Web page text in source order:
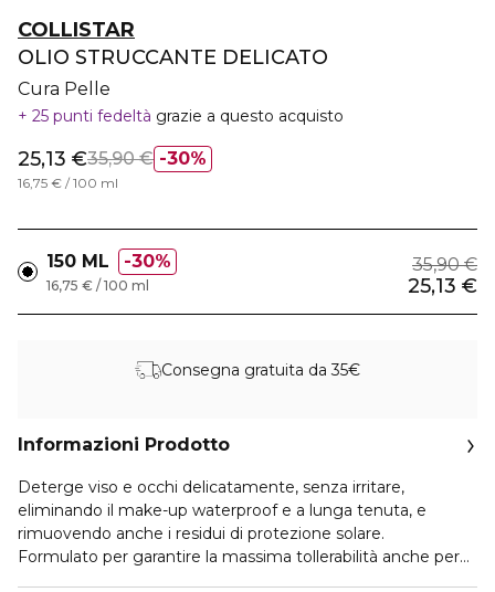
COLLISTAR
OLIO STRUCCANTE DELICATO
Cura Pelle
25 punti fedeltà grazie a questo acquisto
30%
25,13 €35,90 €
16,75 € / 100 ml
150 ML 30% 35,90 €
25,13 €
16,75 € / 100 ml
Consegna gratuita da 35€
Informazioni Prodotto
Deterge viso e occhi delicatamente, senza irritare,
eliminando il make-up waterproof e a lunga tenuta, e
rimuovendo anche i residui di protezione solare.
Formulato per garantire la massima tollerabilità anche per